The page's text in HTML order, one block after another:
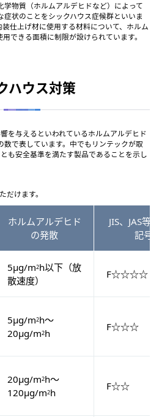
物質（ホルムアルデヒドなど）によって
状のことをシックハウス症候群といいま
仕上げ材に使用する材料について、ホルム
できる面積に制限が設けられています。
ハウス対策
与えるといわれているホルムアルデヒド
数で表しています。中でもリンテックが取
安全基準を満たす製品であることを示し
だけます。
ホルムアルデヒド
の発散
JIS、JAS等
記号
5µg/m2h以下（放
散速度）
F☆☆☆☆
5µg/m2h～
20µg/m2h
F☆☆☆
20µg/m2h～
120µg/m2h
F☆☆